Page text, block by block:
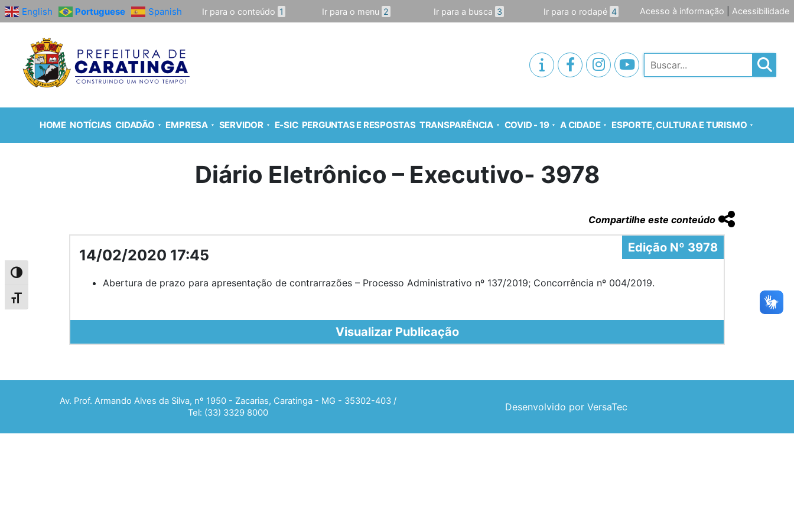
Alternar alto contraste
Alternar tamanho da fonte
English Portuguese Spanish Ir para o conteúdo 1 Ir para o menu 2 Ir para a busca 3 Ir para o rodapé 4 Acesso à informação Acessibilidade
Pesquisar
HOME NOTÍCIAS CIDADÃO EMPRESA SERVIDOR E-SIC PERGUNTAS E RESPOSTAS TRANSPARÊNCIA COVID - 19 A CIDADE ESPORTE, CULTURA E TURISMO
Diário Eletrônico – Executivo- 3978
Compartilhe este conteúdo
Edição Nº 3978
14/02/2020 17:45
Abertura de prazo para apresentação de contrarrazões – Processo Administrativo nº 137/2019; Concorrência nº 004/2019.
Visualizar Publicação
Av. Prof. Armando Alves da Silva, nº 1950 - Zacarias, Caratinga - MG - 35302-403 /
Tel: (33) 3329 8000
Desenvolvido por VersaTec